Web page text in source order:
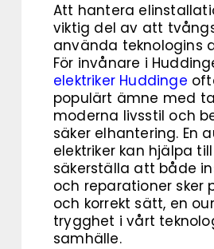
Att hantera
viktig del av att
använda teknologins
För invånare i
elektriker Huddinge
populärt ämne med
moderna livsstil och
säker elhantering. En
elektriker kan hjälpa
säkerställa att både
och reparationer sker
och korrekt sätt, en
trygghet i vårt
samhälle.